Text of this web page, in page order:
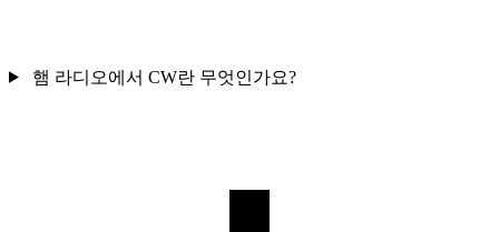
햄 라디오에서 CW란 무엇인가요?